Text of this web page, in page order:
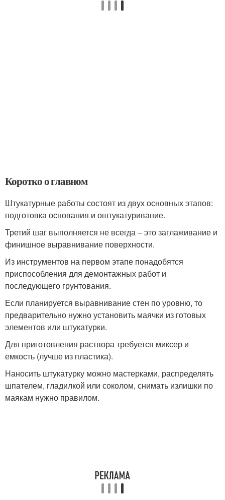
Коротко о главном
Штукатурные работы состоят из двух основных этапов:
подготовка основания и оштукатуривание.
Третий шаг выполняется не всегда – это заглаживание и
финишное выравнивание поверхности.
Из инструментов на первом этапе понадобятся
приспособления для демонтажных работ и
последующего грунтования.
Если планируется выравнивание стен по уровню, то
предварительно нужно установить маячки из готовых
элементов или штукатурки.
Для приготовления раствора требуется миксер и
емкость (лучше из пластика).
Наносить штукатурку можно мастерками, распределять
шпателем, гладилкой или соколом, снимать излишки по
маякам нужно правилом.